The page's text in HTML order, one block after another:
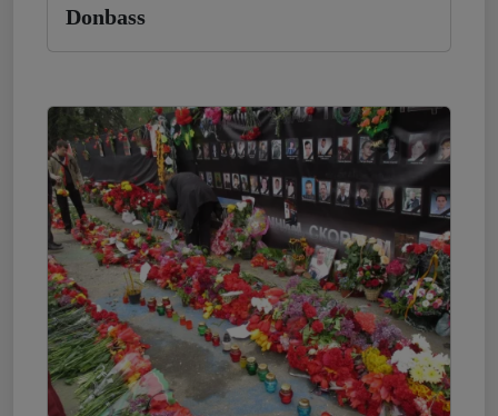
Donbass